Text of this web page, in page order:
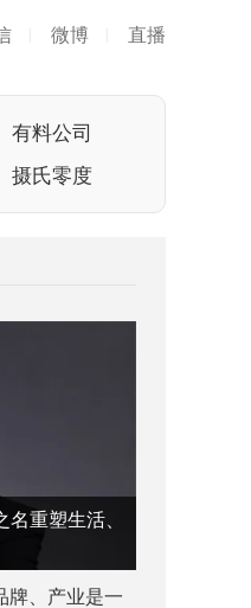
微博 直播
有料公司
摄氏零度
重塑生活、
牌、产业是一